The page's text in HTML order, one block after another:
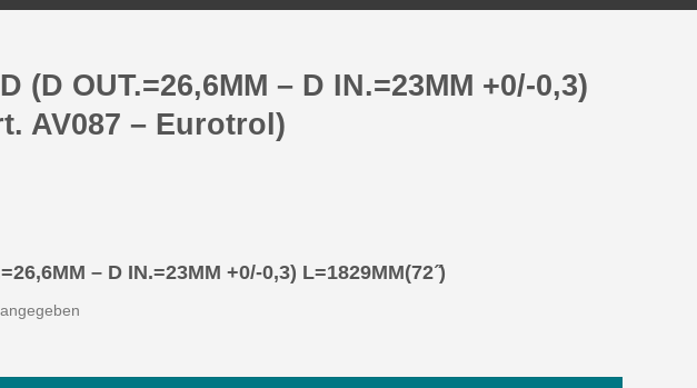
(D OUT.=26,6MM – D IN.=23MM +0/-0,3)
AV087 – Eurotrol)
– D IN.=23MM +0/-0,3) L=1829MM(72 ̋)
- D IN.=23MM +0/-0,3) L=1829MM(72 ̋) (Art. AV087 - Eurotrol) Menge